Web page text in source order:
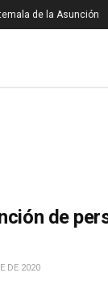
de la Asunción
de
DE 2020